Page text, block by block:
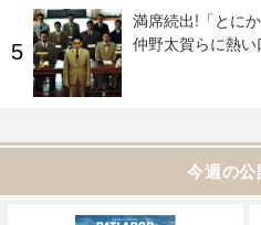
満席続出!「とに
仲野太賀らに熱い
今週の公